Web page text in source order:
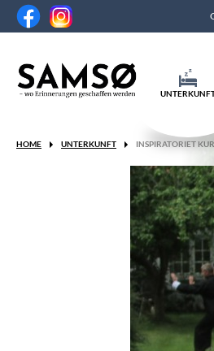
HOME UNTERKUNFT INSPIRATORIET